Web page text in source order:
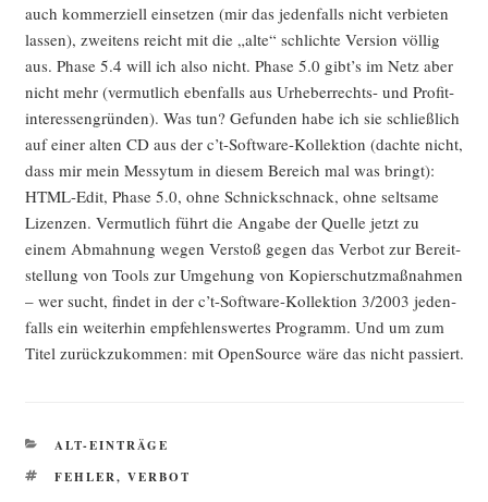
auch kom­mer­zi­ell ein­set­zen (mir das jeden­falls nicht ver­bie­ten
las­sen), zwei­tens reicht mit die „alte“ schlich­te Ver­si­on völ­lig
aus. Pha­se 5.4 will ich also nicht. Pha­se 5.0 gibt’s im Netz aber
nicht mehr (ver­mut­lich eben­falls aus Urhe­ber­rechts- und Pro­fit­
in­ter­es­sen­grün­den). Was tun? Gefun­den habe ich sie schließ­lich
auf einer alten CD aus der c’t-Soft­ware-Kol­lek­ti­on (dach­te nicht,
dass mir mein Mes­sy­tum in die­sem Bereich mal was bringt):
HTML-Edit, Pha­se 5.0, ohne Schnick­schnack, ohne selt­sa­me
Lizen­zen. Ver­mut­lich führt die Anga­be der Quel­le jetzt zu
einem Abmah­nung wegen Ver­stoß gegen das Ver­bot zur Bereit­
stel­lung von Tools zur Umge­hung von Kopier­schutz­maß­nah­men
– wer sucht, fin­det in der c’t-Soft­ware-Kol­lek­ti­on 3/2003 jeden­
falls ein wei­ter­hin emp­feh­lens­wer­tes Pro­gramm. Und um zum
Titel zurück­zu­kom­men: mit Open­So­ur­ce wäre das nicht passiert.
KATEGORIEN
ALT-EINTRÄGE
SCHLAGWÖRTER
FEHLER, VERBOT